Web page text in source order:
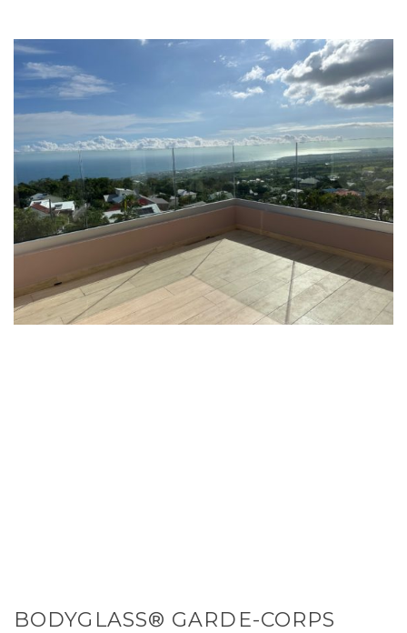
BODYGLASS® GARDE-CORPS